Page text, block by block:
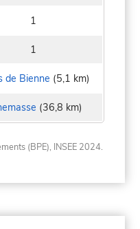
1
1
de Bienne (5,1 km)
(36,8 km)
(BPE), INSEE 2024.